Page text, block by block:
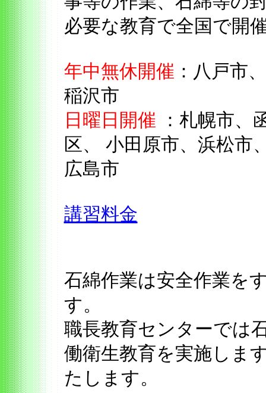
必要な教育で全国で開
年中無休開催 ：八戸市
稲沢市
日曜日開催 ：札幌市、
区、 小田原市、浜松市
広島市
講習料金
石綿作業は安全作業を
す。
職長教育センターでは
働衛生教育を実施しま
たします。